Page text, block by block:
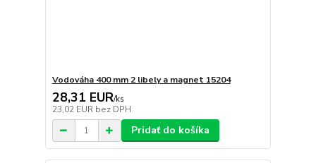
Vodováha 400 mm 2 libely a magnet 15204
28,31 EUR/ks
23,02 EUR bez DPH
Pridať do košíka